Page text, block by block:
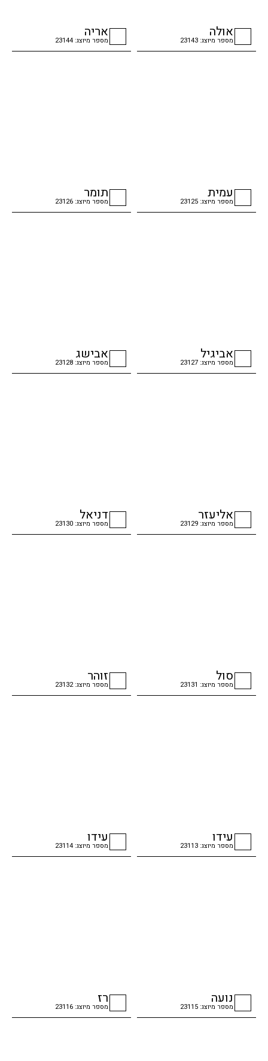
אולה
מספר מיוצג: 23143
אריה
מספר מיוצג: 23144
עמית
מספר מיוצג: 23125
תומר
מספר מיוצג: 23126
אביגיל
מספר מיוצג: 23127
אבישג
מספר מיוצג: 23128
אליעזר
מספר מיוצג: 23129
דניאל
מספר מיוצג: 23130
סול
מספר מיוצג: 23131
זוהר
מספר מיוצג: 23132
עידו
מספר מיוצג: 23113
עידו
מספר מיוצג: 23114
נועה
מספר מיוצג: 23115
רז
מספר מיוצג: 23116